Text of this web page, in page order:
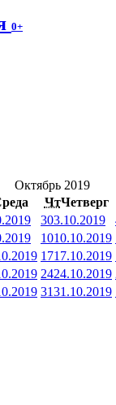
0+
Октябрь 2019
ЧтЧетверг
303.10.2019
1010.10.2019
1717.10.2019
2424.10.2019
3131.10.2019